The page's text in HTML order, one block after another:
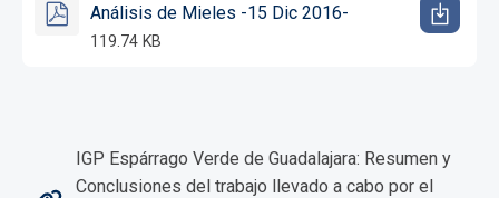
Análisis de Mieles -15 Dic 2016-
119.74 KB
IGP Espárrago Verde de Guadalajara: Resumen y
Conclusiones del trabajo llevado a cabo por el